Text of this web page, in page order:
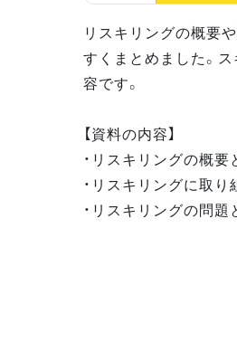
リスキリングの概要
すくまとめました。
容です。
【資料の内容】
・リスキリングの概
・リスキリングに取り
・リスキリングの問